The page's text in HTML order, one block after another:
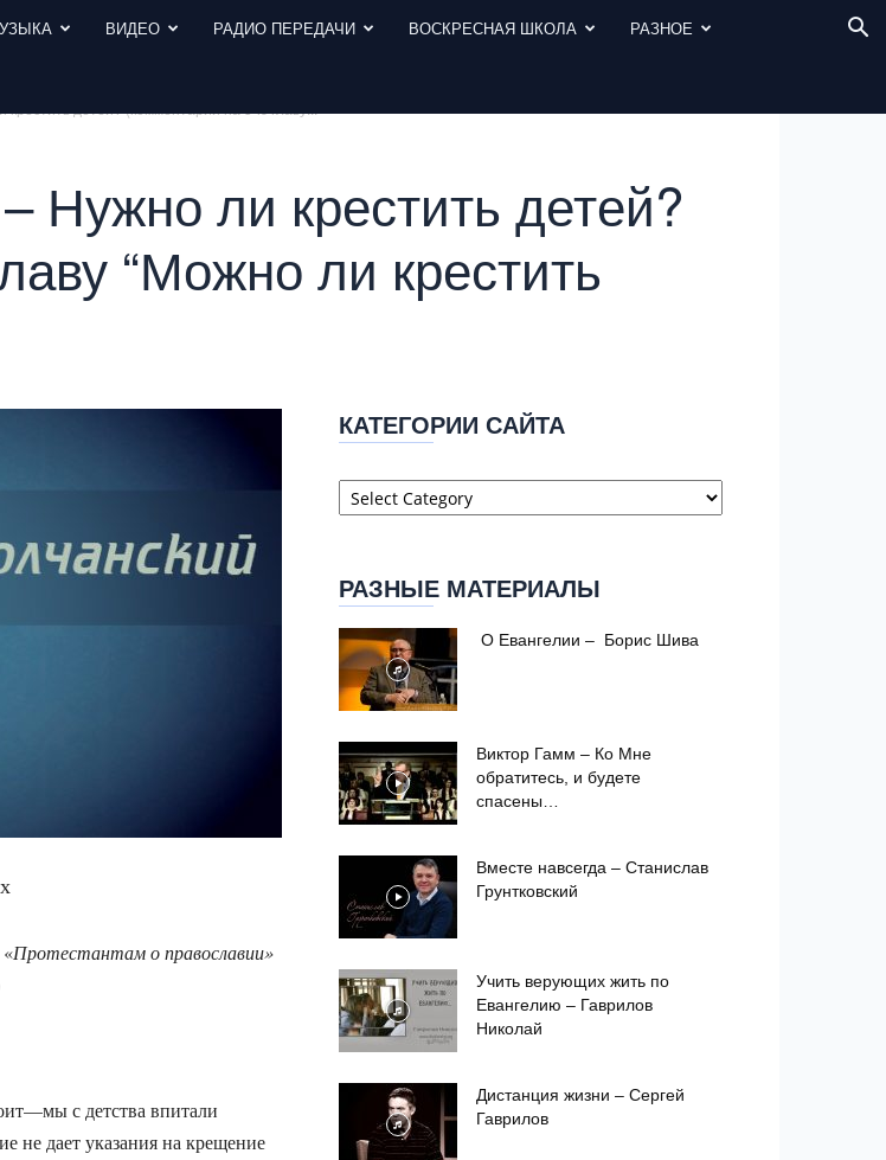
ВИДЕО РАДИО ПЕРЕДАЧИ ВОСКРЕСНАЯ ШКОЛА РАЗНОЕ
Нужно ли крестить детей?
“Можно ли крестить
Протестантам о православии»
с детства впитали
не дает указания на крещение
КАТЕГОРИИ САЙТА
Категории
сайта
РАЗНЫЕ МАТЕРИАЛЫ
О Евангелии – Борис Шива
Виктор Гамм – Ко Мне
обратитесь, и будете
спасены…
Вместе навсегда – Станислав
Грунтковский
Учить верующих жить по
Евангелию – Гаврилов
Николай
Дистанция жизни – Сергей
Гаврилов